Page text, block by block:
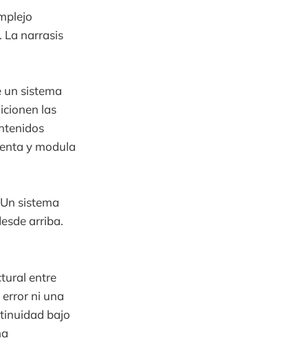
La narrasis
sistema
las
y modula
sistema
arriba.
entre
ni una
bajo